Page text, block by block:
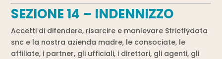
SEZIONE 14 – INDENNIZZO
Accetti di difendere, risarcire e manlevare Strictlydata
snc e la nostra azienda madre, le consociate, le
affiliate, i partner, gli ufficiali, i direttori, gli agenti, gli